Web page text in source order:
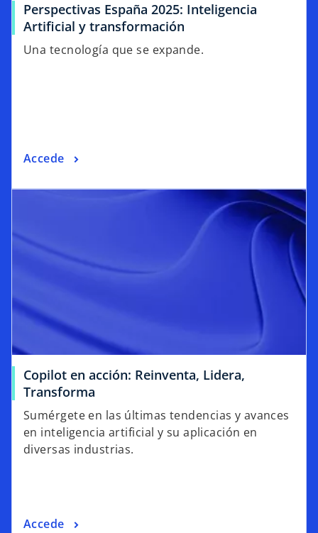
Perspectivas España 2025: Inteligencia
Artificial y transformación
Una tecnología que se expande.
Accede
Copilot en acción: Reinventa, Lidera,
Transforma
Sumérgete en las últimas tendencias y avances
en inteligencia artificial y su aplicación en
diversas industrias.
Accede